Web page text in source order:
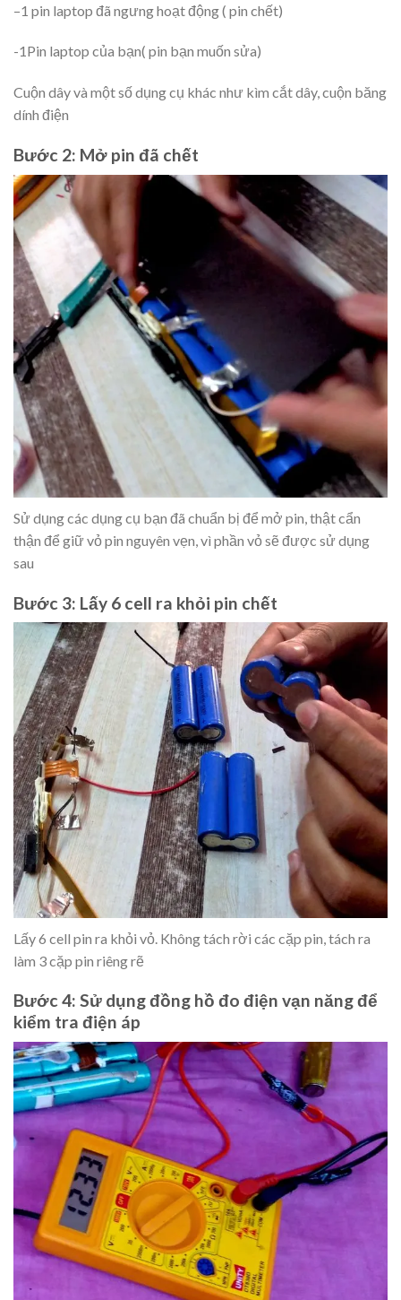
–1 pin laptop đã ngưng hoạt động ( pin chết)
-1Pin laptop của bạn( pin bạn muốn sửa)
Cuộn dây và một số dụng cụ khác như kìm cắt dây, cuộn băng
dính điện
Bước 2: Mở pin đã chết
Sử dụng các dụng cụ bạn đã chuẩn bị để mở pin, thật cẩn
thận để giữ vỏ pin nguyên vẹn, vì phần vỏ sẽ được sử dụng
sau
Bước 3: Lấy 6 cell ra khỏi pin chết
Lấy 6 cell pin ra khỏi vỏ. Không tách rời các cặp pin, tách ra
làm 3 cặp pin riêng rẽ
Bước 4: Sử dụng đồng hồ đo điện vạn năng để
kiểm tra điện áp